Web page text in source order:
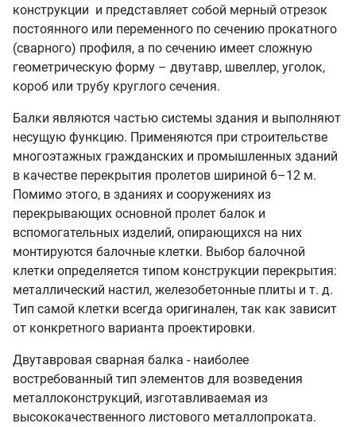
конструкции и представляет собой мерный отрезок
постоянного или переменного по сечению прокатного
(сварного) профиля, а по сечению имеет сложную
геометрическую форму – двутавр, швеллер, уголок,
короб или трубу круглого сечения.
Балки являются частью системы здания и выполняют
несущую функцию. Применяются при строительстве
многоэтажных гражданских и промышленных зданий
в качестве перекрытия пролетов шириной 6–12 м.
Помимо этого, в зданиях и сооружениях из
перекрывающих основной пролет балок и
вспомогательных изделий, опирающихся на них
монтируются балочные клетки. Выбор балочной
клетки определяется типом конструкции перекрытия:
металлический настил, железобетонные плиты и т. д.
Тип самой клетки всегда оригинален, так как зависит
от конкретного варианта проектировки.
Двутавровая сварная балка - наиболее
востребованный тип элементов для возведения
металлоконструкций, изготавливаемая из
высококачественного листового металлопроката.